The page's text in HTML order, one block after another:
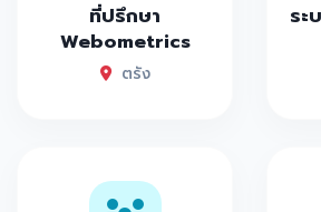
ที่ปรึกษา
Webometrics
ตรัง
ระ